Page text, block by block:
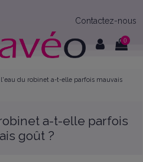
Contactez-nous
0
du robinet a-t-elle parfois mauvais
a-t-elle parfois
goût ?